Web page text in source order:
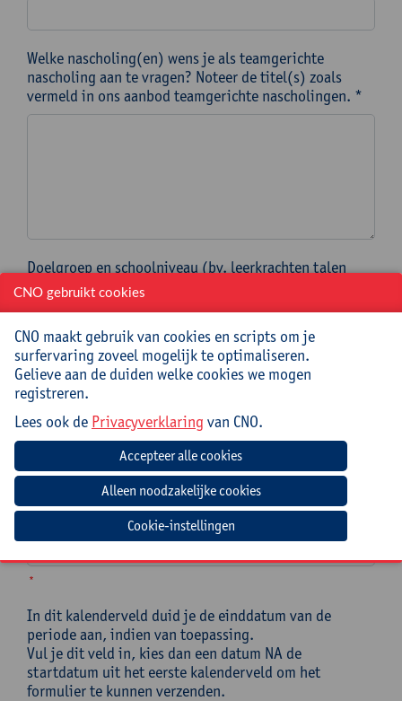
Welke nascholing(en) wens je als teamgerichte
nascholing aan te vragen? Noteer de titel(s) zoals
vermeld in ons aanbod teamgerichte nascholingen. *
Doelgroep en schoolniveau (bv. leerkrachten talen
1ste graad secundair onderwijs) *
Op welke specifieke datum OF binnen welke periode
moet de nascholing/een meerdaags traject ingepland
worden?
In dit kalenderveld duid je een specifieke datum aan
OF de startdatum van een periode waarin je
nascholing/traject ingepland moet worden. *
Let op! Kies een datum die minstens 3 maanden na de
datum van vandaag ligt om het formulier te kunnen
verzenden.
*
In dit kalenderveld duid je de einddatum van de
periode aan, indien van toepassing.
Vul je dit veld in, kies dan een datum NA de
startdatum uit het eerste kalenderveld om het
formulier te kunnen verzenden.
CNO gebruikt cookies
CNO maakt gebruik van cookies en scripts om je
surfervaring zoveel mogelijk te optimaliseren.
Gelieve aan de duiden welke cookies we mogen
registreren.
Lees ook de Privacyverklaring van CNO.
Cookie-instellingen